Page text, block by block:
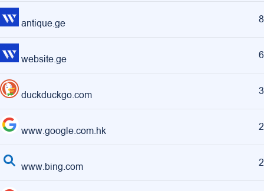
antique.ge 8
website.ge 6
duckduckgo.com 3
www.google.com.hk 2
www.bing.com 2